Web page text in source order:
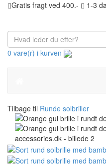
Gratis fragt ved 400.- 1-3
0 vare(r) i kurven
Tilbage til Runde solbriller